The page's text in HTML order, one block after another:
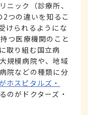
ニック（診療所、
つの違いを知るこ
けられるようにな
つ医療機関のこと
取り組む国立病
規模病院や、地域
院などの種類に分
ホスピタルズ・
のがドクターズ・